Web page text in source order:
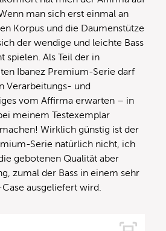
man sich erst einmal an
Korpus und die Daumenstütze
der wendige und leichte Bass
spielen. Als Teil der in
Ibanez Premium-Serie darf
Verarbeitungs- und
vom Affirma erwarten – in
meinem Testexemplar
Wirklich günstig ist der
Serie natürlich nicht, ich
gebotenen Qualität aber
zumal der Bass in einem sehr
ausgeliefert wird.